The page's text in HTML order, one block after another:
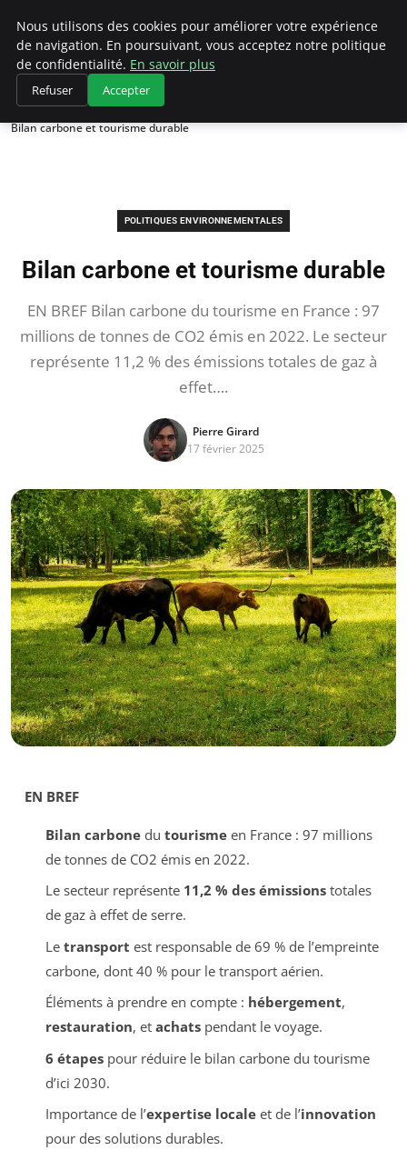
Climategatecountryclub.com
Accueil
Politiques environnementales
Bilan carbone et tourisme durable
POLITIQUES ENVIRONNEMENTALES
Bilan carbone et tourisme durable
EN BREF Bilan carbone du tourisme en France : 97
millions de tonnes de CO2 émis en 2022. Le secteur
représente 11,2 % des émissions totales de gaz à
effet….
Pierre Girard
17 février 2025
EN BREF
Bilan carbonedu tourismeen France : 97 millions
de tonnes de CO2 émis en 2022.
Le secteur représente 11,2 % des émissionstotales
de gaz à effet de serre.
Le transport est responsable de 69 % de l’empreinte
carbone, dont 40 % pour le transport aérien.
Éléments à prendre en compte : hébergement,
restauration, et achatspendant le voyage.
6 étapespour réduire le bilan carbone du tourisme
d’ici 2030.
Importance de l’expertise localeet de l’innovation
pour des solutions durables.
Nous utilisons des cookies pour améliorer votre expérience
de navigation. En poursuivant, vous acceptez notre politique
de confidentialité. En savoir plus
Refuser Accepter